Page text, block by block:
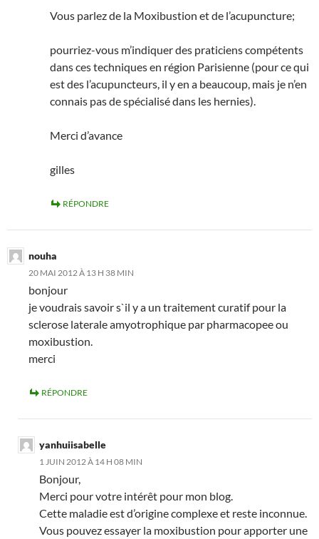
Vous parlez de la Moxibustion et de l’acupuncture;
pourriez-vous m’indiquer des praticiens compétents
dans ces techniques en région Parisienne (pour ce qui
est des l’acupuncteurs, il y en a beaucoup, mais je n’en
connais pas de spécialisé dans les hernies).
Merci d’avance
gilles
RÉPONDRE
nouha
20 MAI 2012 À 13 H 38 MIN
bonjour
je voudrais savoir s`il y a un traitement curatif pour la
sclerose laterale amyotrophique par pharmacopee ou
moxibustion.
merci
RÉPONDRE
yanhuiisabelle
1 JUIN 2012 À 14 H 08 MIN
Bonjour,
Merci pour votre intérêt pour mon blog.
Cette maladie est d’origine complexe et reste inconnue.
Vous pouvez essayer la moxibustion pour apporter une